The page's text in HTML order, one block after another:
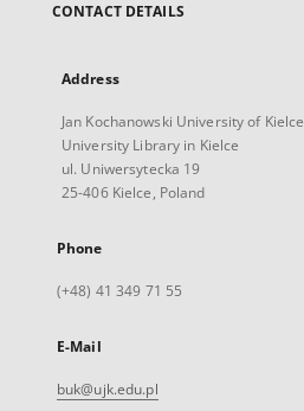
CONTACT DETAILS
Address
Jan Kochanowski University of Kielce
University Library in Kielce
ul. Uniwersytecka 19
25-406 Kielce, Poland
Phone
(+48) 41 349 71 55
E-Mail
buk@ujk.edu.pl